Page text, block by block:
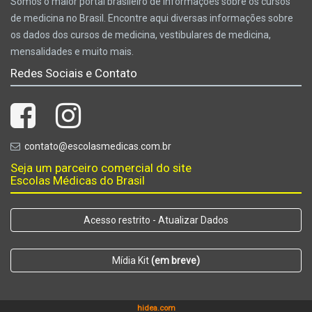
de medicina no Brasil. Encontre aqui diversas informações sobre
os dados dos cursos de medicina, vestibulares de medicina,
mensalidades e muito mais.
Redes Sociais e Contato
contato@escolasmedicas.com.br
Seja um parceiro comercial do site
Escolas Médicas do Brasil
Acesso restrito - Atualizar Dados
Mídia Kit(em breve)
hidea.com